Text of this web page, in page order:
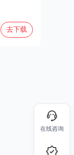
去下载
在线咨询